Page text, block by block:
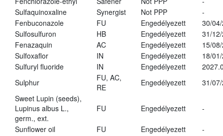
Sulfaquinoxaline
Synergist Not PPP
-
Fenbuconazole
FU Engedélyezett
30/
Sulfosulfuron
HB Engedélyezett
31/
Fenazaquin
AC Engedélyezett
15/
Sulfoxaflor
IN Engedélyezett
18/
Sulfuryl fluoride
IN Engedélyezett
Sulphur
FU, AC,
RE
Engedélyezett
31/
Sweet Lupin (seeds),
Lupinus albus L.,
germ., ext.
FU Engedélyezett -
Sunflower oil FU Engedélyezett
-